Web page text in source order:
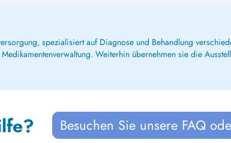
spezialisiert auf Diagnose und Behandlung
Weiterhin übernehmen sie die
Besuchen Sie unsere FAQ